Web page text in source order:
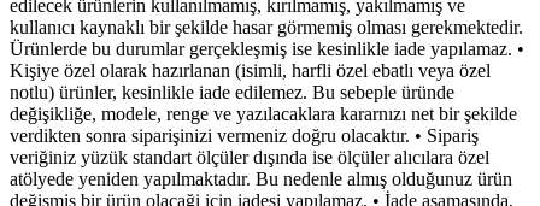
edilecek ürünlerin kullanılmamış, kırılmamış, yakılmamış ve
kullanıcı kaynaklı bir şekilde hasar görmemiş olması gerekmektedir.
Ürünlerde bu durumlar gerçekleşmiş ise kesinlikle iade yapılamaz. •
Kişiye özel olarak hazırlanan (isimli, harfli özel ebatlı veya özel
notlu) ürünler, kesinlikle iade edilemez. Bu sebeple üründe
değişikliğe, modele, renge ve yazılacaklara kararnızı net bir şekilde
verdikten sonra siparişinizi vermeniz doğru olacaktır. • Sipariş
veriğiniz yüzük standart ölçüler dışında ise ölçüler alıcılara özel
atölyede yeniden yapılmaktadır. Bu nedenle almış olduğunuz ürün
değişmiş bir ürün olacaği için iadesi yapılamaz. • İade aşamasında,